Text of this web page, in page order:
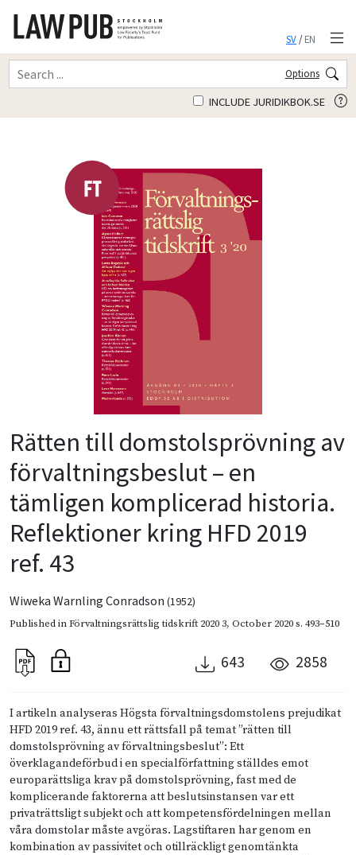
SV/EN
Options
INCLUDE JURIDIKBOK.SE
Rätten till domstolsprövning av
förvaltningsbeslut – en
tämligen komplicerad historia.
Reflektioner kring HFD 2019
ref. 43
Wiweka Warnling Conradson (1952)
Published inFörvaltningsrättslig tidskrift 2020 3, October 2020s. 493–510
643 2858
I artikeln analyseras Högsta förvaltningsdomstolens prejudikat
HFD 2019 ref. 43, ännu ett rättsfall på temat ”rätten till
domstolsprövning av förvaltningsbeslut”: Ett
överklagandeförbud i en specialförfattning ställdes emot
europarättsliga krav på domstolsprövning, fast med de
komplicerande faktorerna att beslutsinstansen var ett
privaträttsligt subjekt och att kompetensfördelningen mellan
våra domstolar måste avgöras. Lagstiftaren har genom en
kombination av passivitet och otillräckligt genomtänkta